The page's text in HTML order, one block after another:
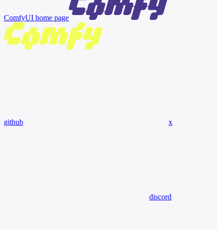
ComfyUI home page
github x
discord